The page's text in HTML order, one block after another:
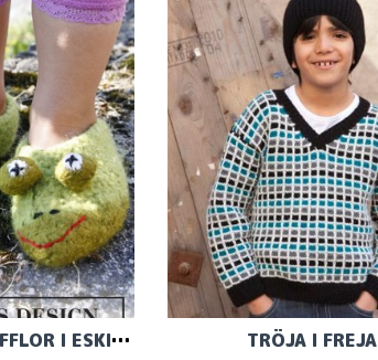
TOVADE GRODTOFFLOR I ESKIMO ULLGARN I STL 23-27 TRÖJA I FREJA